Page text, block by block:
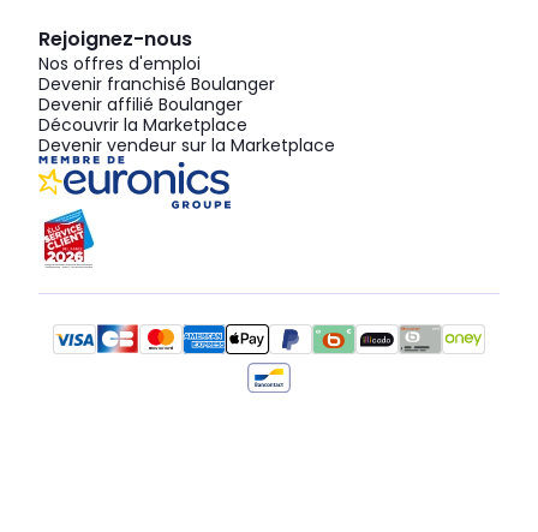
Rejoignez-nous
Nos offres d'emploi
Devenir franchisé Boulanger
Devenir affilié Boulanger
Découvrir la Marketplace
Devenir vendeur sur la Marketplace